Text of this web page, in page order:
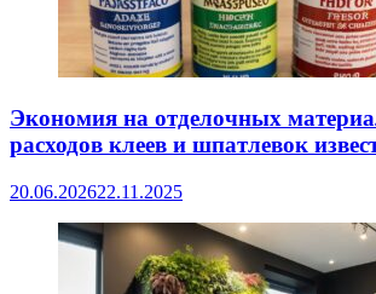
Экономия на отделочных
расходов клеев и шпатлевок
20.06.202622.11.2025